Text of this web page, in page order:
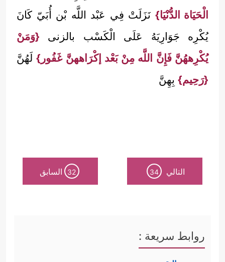
الْحَيَاة الدُّنْيَا} نَزَلَتْ فِي عَبْد اللَّه بْن أُبَيّ كَانَ
يُكْرِه جَوَارِيَهُ عَلَى الْكَسْب بالزنى {وَمَنْ
يُكْرِههُنَّ فَإِنَّ اللَّه مِنْ بَعْد إكْرَاههنَّ غَفُور}لَهُنَّ
{رَحِيم} بِهِنَّ
التالي 34
32 السابق
روابط سريعة :